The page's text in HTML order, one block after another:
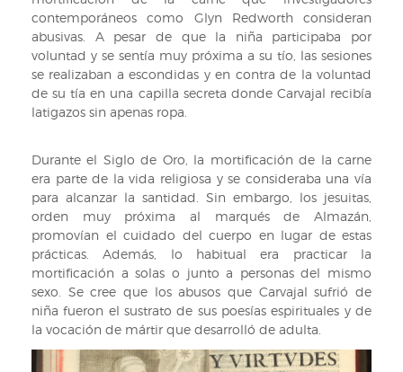
contemporáneos como Glyn Redworth consideran
abusivas. A pesar de que la niña participaba por
voluntad y se sentía muy próxima a su tío, las sesiones
se realizaban a escondidas y en contra de la voluntad
de su tía en una capilla secreta donde Carvajal recibía
latigazos sin apenas ropa.
Durante el Siglo de Oro, la mortificación de la carne
era parte de la vida religiosa y se consideraba una vía
para alcanzar la santidad. Sin embargo, los jesuitas,
orden muy próxima al marqués de Almazán,
promovían el cuidado del cuerpo en lugar de estas
prácticas. Además, lo habitual era practicar la
mortificación a solas o junto a personas del mismo
sexo. Se cree que los abusos que Carvajal sufrió de
niña fueron el sustrato de sus poesías espirituales y de
la vocación de mártir que desarrolló de adulta.